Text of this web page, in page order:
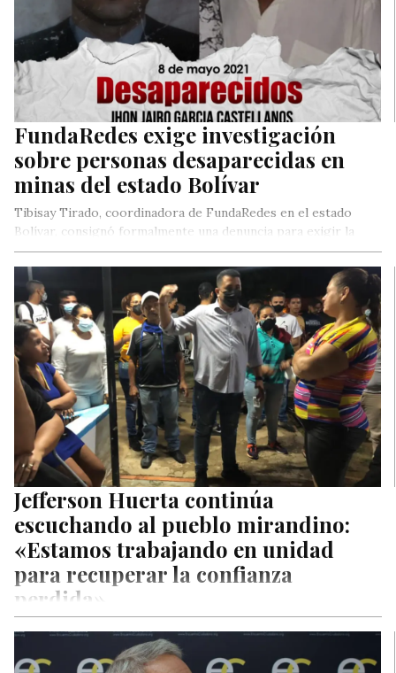
FundaRedes exige investigación
sobre personas desaparecidas en
minas del estado Bolívar
Tibisay Tirado, coordinadora de FundaRedes en el estado
Bolívar, consignó formalmente una denuncia para exigir la
investigación de la desaparición…
Jefferson Huerta continúa
escuchando al pueblo mirandino:
«Estamos trabajando en unidad
para recuperar la confianza
perdida»
Democrática (MUD) a la alcaldía del municipio Miranda, del
estado Zulia,…